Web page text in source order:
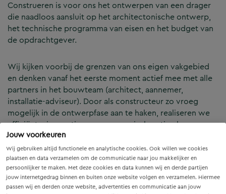
Jouw voorkeuren
Wij gebruiken altijd functionele en analytische cookies. Ook willen we cookies
plaatsen en data verzamelen om de communicatie naar jou makkelijker en
persoonlijker te maken. Met deze cookies en data kunnen wij en derde partijen
jouw internetgedrag binnen en buiten onze website volgen en verzamelen. Hiermee
passen wij en derden onze website, advertenties en communicatie aan jouw
Construeren is voor ons het ontwerpen van een drager
die naadloos aansluit op het architectonische ontwerp,
het technische programma van eisen en het budget van
de opdrachtgever.
Wij kijken voorbij de grenzen van ons eigen vakgebied
en denken vanaf het eerste moment actief mee met alle
partners in het bouwteam (architect, aannemer,
installatie-adviseur). Door als constructeur zo vroeg
mogelijk in de ontwerpfase aan te haken, realiseren we
efficiënte, innovatieve en economisch optimale
constructies — voor zowel nieuwbouw als renovatie.
Onze Expertises en Activiteiten
B&Z Bouwtechniek verzorgt het volledige constructieve